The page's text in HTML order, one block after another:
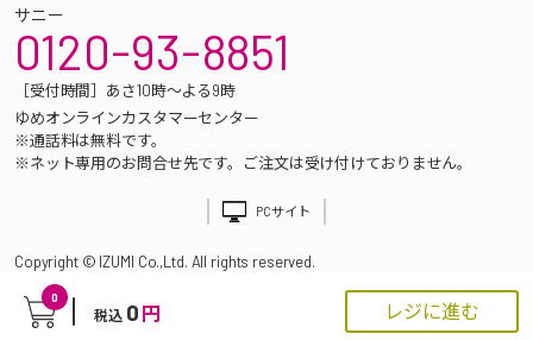
0
税込 0 円 レジに進む
サニー
0120-93-8851
［受付時間］あさ10時～よる9時
ゆめオンラインカスタマーセンター
※通話料は無料です。
※ネット専用のお問合せ先です。ご注文は受け付けておりません。
PCサイト
Copyright © IZUMI Co.,Ltd. All rights reserved.